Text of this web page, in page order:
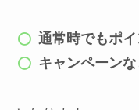
通常時でもポ
キャンペーン